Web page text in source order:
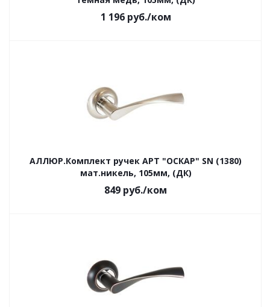
1 196руб./ком
АЛЛЮР.Комплект ручек АРТ "ОСКАР" SN (1380)
мат.никель, 105мм, (ДК)
849 руб./ком